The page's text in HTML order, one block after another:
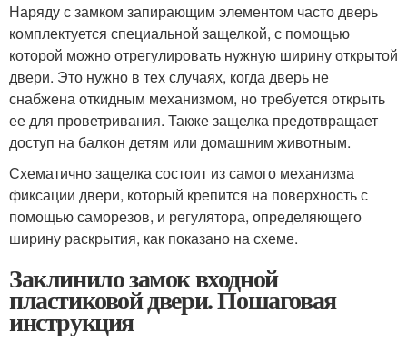
Наряду с замком запирающим элементом часто дверь
комплектуется специальной защелкой, с помощью
которой можно отрегулировать нужную ширину открытой
двери. Это нужно в тех случаях, когда дверь не
снабжена откидным механизмом, но требуется открыть
ее для проветривания. Также защелка предотвращает
доступ на балкон детям или домашним животным.
Схематично защелка состоит из самого механизма
фиксации двери, который крепится на поверхность с
помощью саморезов, и регулятора, определяющего
ширину раскрытия, как показано на схеме.
Заклинило замок входной
пластиковой двери. Пошаговая
инструкция